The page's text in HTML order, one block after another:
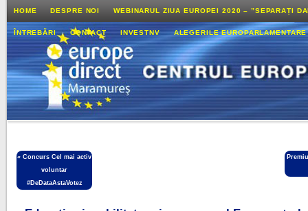
HOME DESPRE NOI WEBINARUL ZIUA EUROPEI 2020 – ”SEPARAȚI
ÎNTREBĂRI CONTACT INVESTNV ALEGERILE
«Concurs Cel mai activ
voluntar
#DeDataAstaVotez